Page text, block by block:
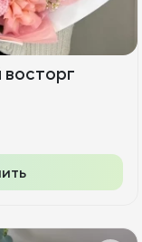
восторг